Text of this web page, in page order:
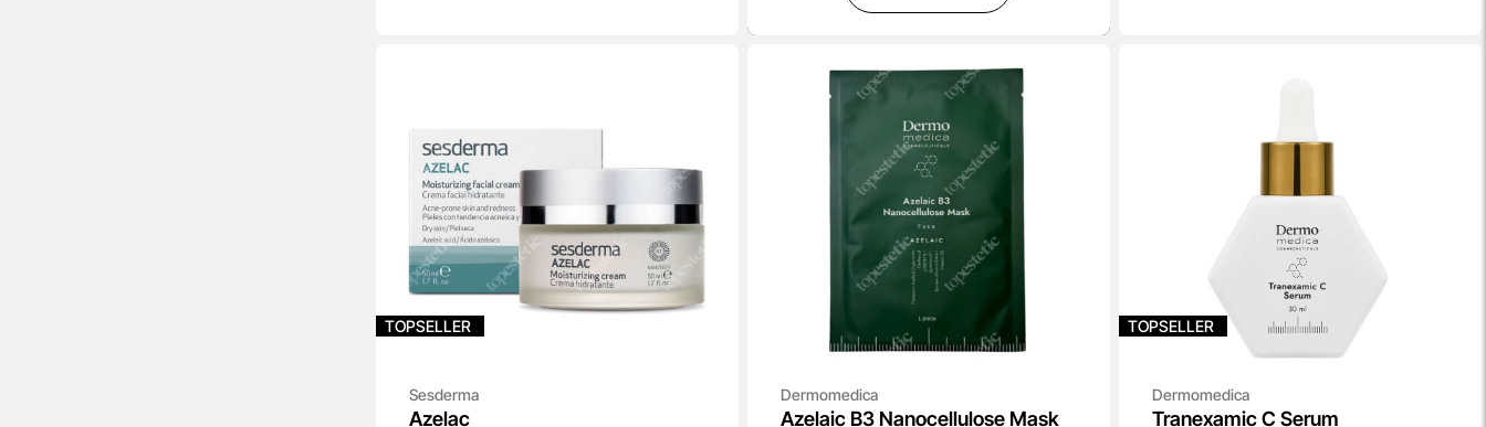
TOPSELLER
Sesderma
Azelac
Dermomedica
Azelaic B3 Nanocellulose Mask
TOPSELLER
Dermomedica
Tranexamic C Serum